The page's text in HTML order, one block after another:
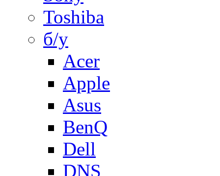
Toshiba
б/у
Acer
Apple
Asus
BenQ
Dell
DNS